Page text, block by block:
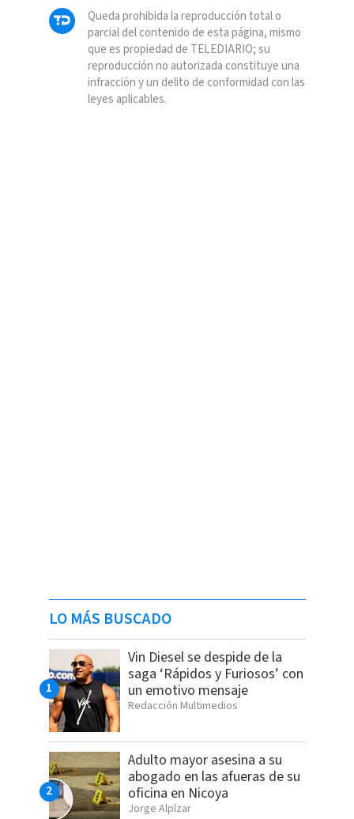
Queda prohibida la reproducción total o
parcial del contenido de esta página, mismo
que es propiedad de TELEDIARIO; su
reproducción no autorizada constituye una
infracción y un delito de conformidad con las
leyes aplicables.
LO MÁS BUSCADO
Vin Diesel se despide de la
saga ‘Rápidos y Furiosos’ con
un emotivo mensaje
Redacción Multimedios
Adulto mayor asesina a su
abogado en las afueras de su
oficina en Nicoya
Jorge Alpízar